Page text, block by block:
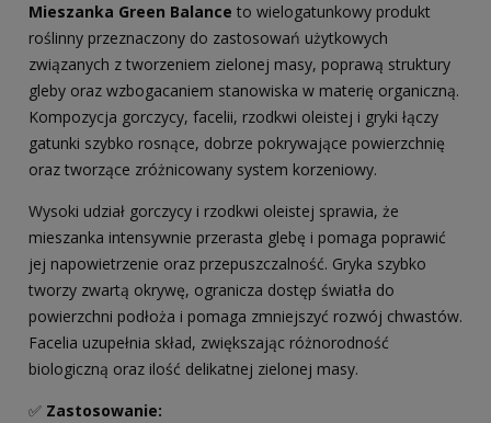
Mieszanka Green Balance to wielogatunkowy produkt
roślinny przeznaczony do zastosowań użytkowych
związanych z tworzeniem zielonej masy, poprawą struktury
gleby oraz wzbogacaniem stanowiska w materię organiczną.
Kompozycja gorczycy, facelii, rzodkwi oleistej i gryki łączy
gatunki szybko rosnące, dobrze pokrywające powierzchnię
oraz tworzące zróżnicowany system korzeniowy.
Wysoki udział gorczycy i rzodkwi oleistej sprawia, że
mieszanka intensywnie przerasta glebę i pomaga poprawić
jej napowietrzenie oraz przepuszczalność. Gryka szybko
tworzy zwartą okrywę, ogranicza dostęp światła do
powierzchni podłoża i pomaga zmniejszyć rozwój chwastów.
Facelia uzupełnia skład, zwiększając różnorodność
biologiczną oraz ilość delikatnej zielonej masy.
✅ Zastosowanie: